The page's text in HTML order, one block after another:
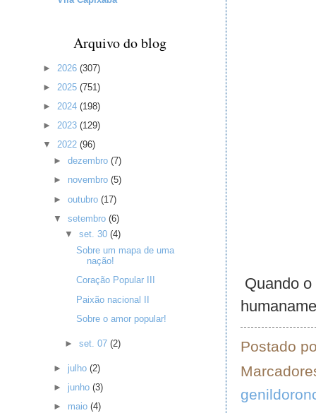
Quando
Postado
Arquivo do blog
► 2026 (307)
► 2025 (751)
► 2024 (198)
► 2023 (129)
▼ 2022 (96)
►dezembro(7)
► novembro(5)
►outubro(17)
▼setembro(6)
▼ set. 30 (4)
Sobre um mapa de uma
nação!
Coração Popular III
Paixão nacional II
Sobre o amor popular!
► set. 07 (2)
► julho(2)
► junho(3)
► maio(4)